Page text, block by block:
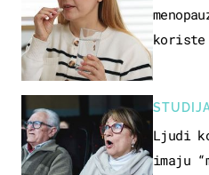
koriste
OSOBA
Ljudi
imaju